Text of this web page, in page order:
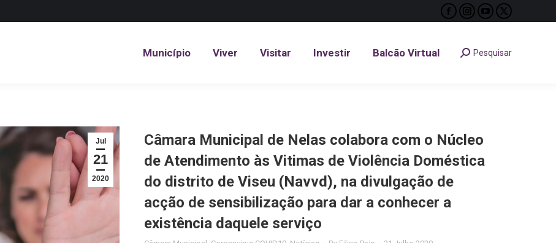
Facebook
opens
Instagram
opens
YouTube
opens
X
opens
Município Viver Visitar Investir Balcão Virtual Search:Pesquisar
Jul
21
2020
Câmara Municipal de Nelas colabora com o Núcleo
de Atendimento às Vitimas de Violência Doméstica
do distrito de Viseu (Navvd), na divulgação de
acção de sensibilização para dar a conhecer a
existência daquele serviço
Município Viver Visitar Investir Balcão Virtual Search:
Pesquisar